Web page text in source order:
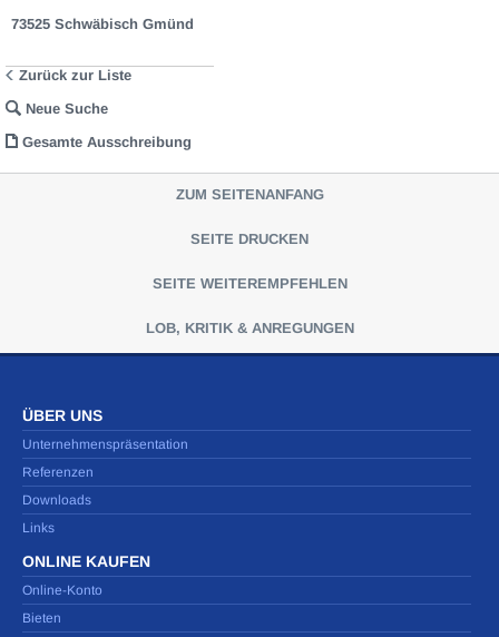
73525 Schwäbisch Gmünd
Zurück zur Liste
Neue Suche
Gesamte Ausschreibung
ZUM SEITENANFANG
SEITE DRUCKEN
SEITE WEITEREMPFEHLEN
LOB, KRITIK & ANREGUNGEN
ÜBER UNS
Unternehmenspräsentation
Referenzen
Downloads
Links
ONLINE KAUFEN
Online-Konto
Bieten